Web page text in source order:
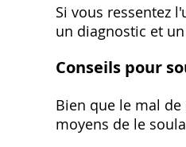
Si vous ressentez
un diagnostic et
Conseils pour
Bien que le mal
moyens de le